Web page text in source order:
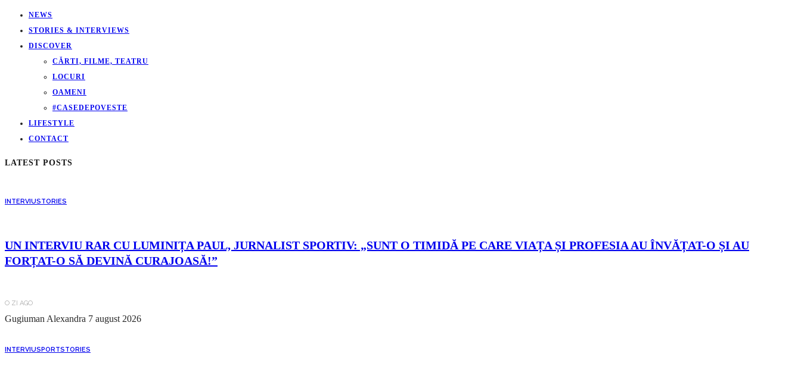
NEWS
STORIES & INTERVIEWS
DISCOVER
CĂRTI, FILME, TEATRU
LOCURI
OAMENI
#CASEDEPOVESTE
LIFESTYLE
CONTACT
LATEST POSTS
INTERVIUSTORIES
UN INTERVIU RAR CU LUMINIȚA PAUL, JURNALIST SPORTIV: „SUNT O TIMIDĂ PE CARE VIAȚA ȘI PROFESIA AU ÎNVĂȚAT-O ȘI AU
FORȚAT-O SĂ DEVINĂ CURAJOASĂ!”
O ZI AGO
Gugiuman Alexandra 7 august 2026
INTERVIUSPORTSTORIES